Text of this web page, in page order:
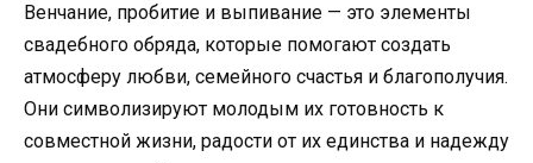
Венчание, пробитие и выпивание — это элементы
свадебного обряда, которые помогают создать
атмосферу любви, семейного счастья и благополучия.
Они символизируют молодым их готовность к
совместной жизни, радости от их единства и надежду